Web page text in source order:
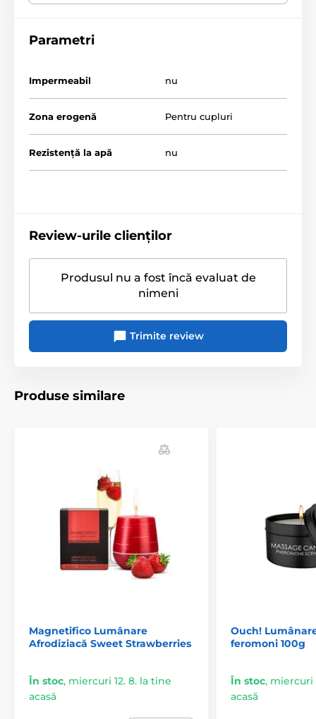
Lumânări de masaj PicoBong
Parametri
Impermeabil nu
Zona erogenă Pentru cupluri
Rezistență la apă nu
Review-urile clienților
Produsul nu a fost încă evaluat de
nimeni
Trimite review
Produse similare
Magnetifico Lumânare
Afrodiziacă Sweet Strawberries
În stoc, miercuri 12. 8. la tine
acasă
Ouch!
feromoni 100g
În stoc, miercuri
acasă